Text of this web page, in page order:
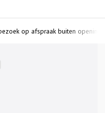
op afspraak buiten openingstijden